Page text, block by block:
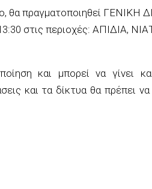
θα πραγματοποιηθεί ΓΕΝΙΚΗ
στις περιοχές: ΑΠΙΔΙΑ,
και μπορεί να γίνει
και τα δίκτυα θα πρέπει